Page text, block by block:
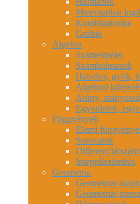
Matematikai
Kombinatorika
Gráfok
Algebra
Számelmélet
Számhalmazok
Hatvány, gyök,
Algebrai
Arány,
Egyenletek,
Függvények
Elemi
Sorozatok
Integrálszámítás
Geometria
Geometriai
Geometriai